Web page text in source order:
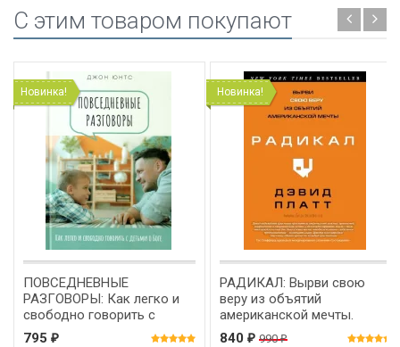
C этим товаром покупают
Новинка!
ПОВСЕДНЕВНЫЕ
РАЗГОВОРЫ: Как легко и
свободно говорить с
детьми о Боге. Джон Юнтс
795 ₽
Новинка!
РАДИКАЛ: Вырви свою
веру из объятий
американской мечты.
Дэвид Платт
840 ₽ 990₽